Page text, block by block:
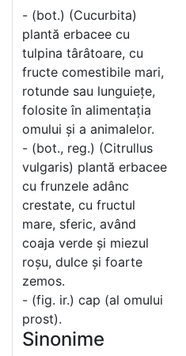
- (bot.) (Cucurbita)
plantă erbacee cu
tulpina târâtoare, cu
fructe comestibile mari,
rotunde sau lunguiețe,
folosite în alimentația
omului și a animalelor.
- (bot., reg.) (Citrullus
vulgaris) plantă erbacee
cu frunzele adânc
crestate, cu fructul
mare, sferic, având
coaja verde și miezul
roșu, dulce și foarte
zemos.
- (fig. ir.) cap (al omului
prost).
Sinonime